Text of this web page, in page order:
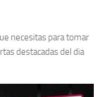
necesitas para tomar
destacadas del dia